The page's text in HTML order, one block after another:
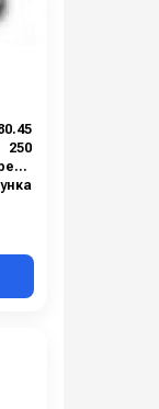
250
1/4 наружняя резьба